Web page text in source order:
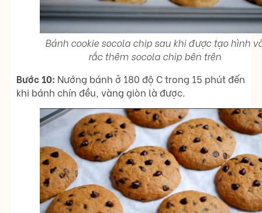
Bánh cookie socola chip sau khi được tạo hình
rắc thêm socola chip bên trên
Bước 10: Nướng bánh ở 180 độ C trong 15 phút đến
khi bánh chín đều, vàng giòn là được.